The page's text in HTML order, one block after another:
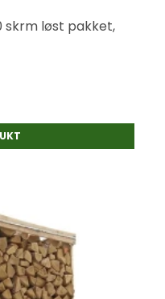
skrm løst pakket,